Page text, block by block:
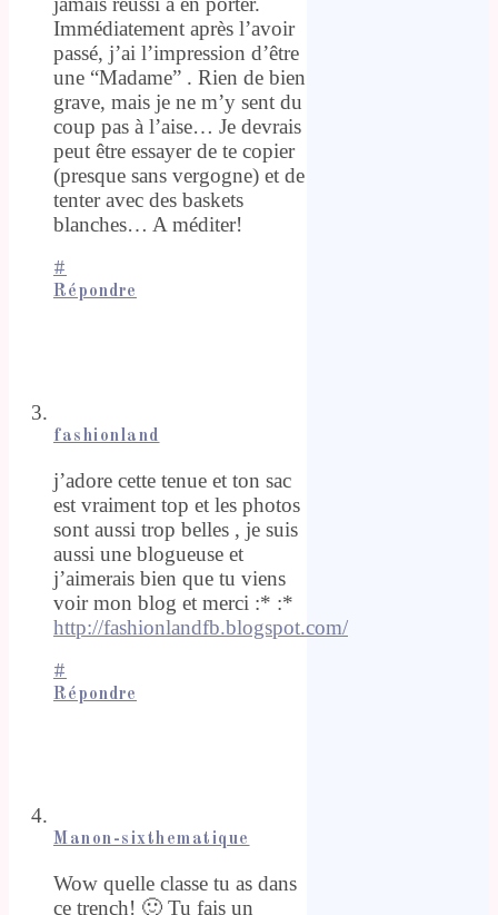
Immédiatement après l’avoir
passé, j’ai l’impression d’être
une “Madame” . Rien de bien
grave, mais je ne m’y sent du
coup pas à l’aise… Je devrais
peut être essayer de te copier
(presque sans vergogne) et de
tenter avec des baskets
blanches… A méditer!
#
Répondre
fashionland
j’adore cette tenue et ton sac
est vraiment top et les photos
sont aussi trop belles , je suis
aussi une blogueuse et
j’aimerais bien que tu viens
voir mon blog et merci :* :*
http://fashionlandfb.blogspot.com/
#
Répondre
Manon-sixthematique
Wow quelle classe tu as dans
ce trench! 🙂 Tu fais un